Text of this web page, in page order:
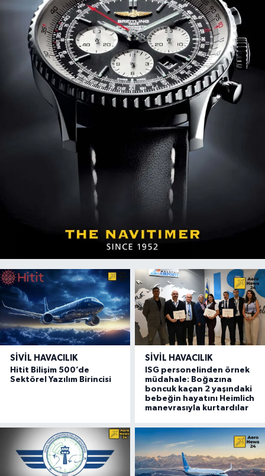
SIVIL HAVACILIK
Hitit Bilişim 500’de
Sektörel Yazılım Birincisi
SIVIL HAVACILIK
ISG personelinden örnek
müdahale: Boğazına
boncuk kaçan 2 yaşındaki
bebeğin hayatını Heimlich
manevrasıyla kurtardılar